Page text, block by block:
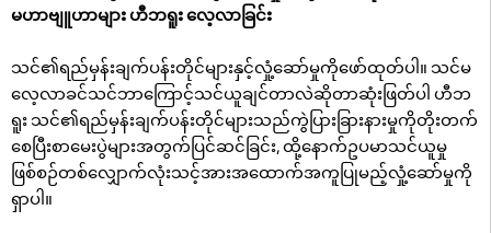
မဟာဗျူဟာများ ဟီဘရူး လေ့လာခြင်း
သင်၏ရည်မှန်းချက်ပန်းတိုင်များနှင့်လှုံ့ဆော်မှုကိုဖော်ထုတ်ပါ။ သင်မ
လေ့လာခင်သင်ဘာကြောင့်သင်ယူချင်တာလဲဆိုတာဆုံးဖြတ်ပါ ဟီဘ
ရူး သင်၏ရည်မှန်းချက်ပန်းတိုင်များသည်ကွဲပြားခြားနားမှုကိုတိုးတက်
စေပြီးစာမေးပွဲများအတွက်ပြင်ဆင်ခြင်း, ထို့နောက်ဥပမာသင်ယူမှု
ဖြစ်စဉ်တစ်လျှောက်လုံးသင့်အားအထောက်အကူပြုမည့်လှုံ့ဆော်မှုကို
ရှာပါ။